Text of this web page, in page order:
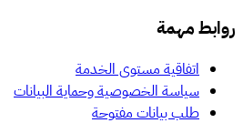
روابط مهمة
اتفاقية مستوى الخدمة
سياسة الخصوصية وحماية البيانات
طلب بيانات مفتوحة